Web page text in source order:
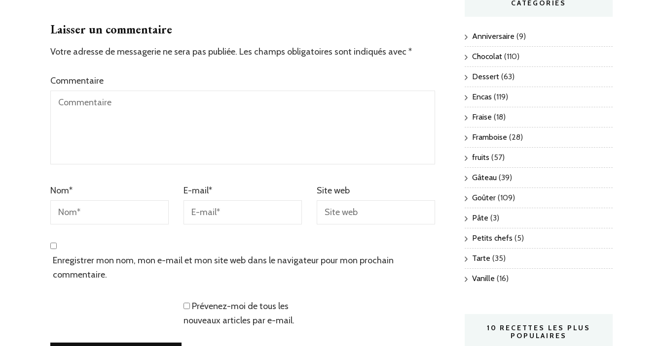
Laisser un commentaire
Votre adresse de messagerie ne sera pas publiée. Les champs obligatoires sont indiqués avec *
Commentaire
Nom* E-mail* Site web
Enregistrer mon nom, mon e-mail et mon site web dans le navigateur pour mon prochain
commentaire.
Prévenez-moi de tous les
nouveaux articles par e-mail.
CATÉGORIES
Anniversaire (9)
Chocolat (110)
Dessert (63)
Encas (119)
Fraise (18)
Framboise (28)
fruits (57)
Gâteau (39)
Goûter (109)
Pâte (3)
Petits chefs (5)
Tarte (35)
Vanille (16)
10 RECETTES LES PLUS
POPULAIRES